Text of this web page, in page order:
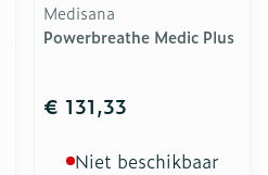
Medisana
Powerbreathe Medic Plus
€ 131,33
Niet beschikbaar